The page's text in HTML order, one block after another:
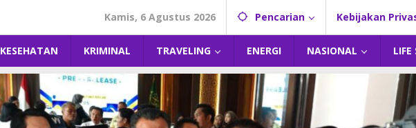
Kamis, 6 Agustus 2026 Pencarian Kebijakan
KESEHATAN KRIMINAL TRAVELING ENERGI NASIONAL LIFE